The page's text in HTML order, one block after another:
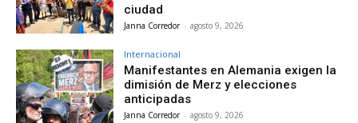
ciudad
Janna Corredor - agosto 9, 2026
Internacional
Manifestantes en Alemania exigen la
dimisión de Merz y elecciones
anticipadas
Janna Corredor - agosto 9, 2026